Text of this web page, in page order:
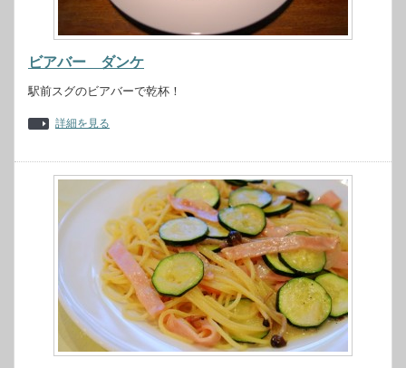
ビアバー ダンケ
駅前スグのビアバーで乾杯！
詳細を見る